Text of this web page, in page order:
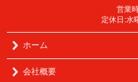
営業
定休日:水
ホーム
会社概要